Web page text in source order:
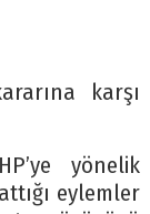
karşı
yönelik
eylemler